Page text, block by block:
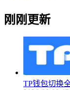
刚刚更新
TP钱包切换